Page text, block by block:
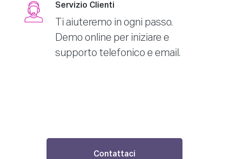
Servizio Clienti
Ti aiuteremo in ogni passo.
Demo online per iniziare e
supporto telefonico e email.
Contattaci